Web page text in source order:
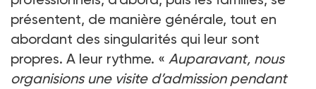
présentent, de manière générale, tout en
abordant des singularités qui leur sont
propres. A leur rythme. « Auparavant, nous
organisions une visite d’admission pendant